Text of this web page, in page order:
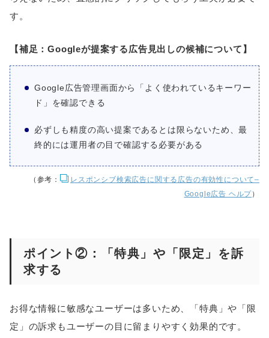
す。
【補足：Googleが提案する広告見出しの候補について】
Google広告管理画面から「よく使われているキーワー
ド」を確認できる
必ずしも精度の高い提案であるとは限らないため、最
終的には運用者の目で確認する必要がある
（参考：
レスポンシブ検索広告に関する広告の有効性について–
Google広告 ヘルプ）
ポイント②：「特典」や「限定」を訴
求する
お得な情報に敏感なユーザーは多いため、「特典」や「限
定」の訴求もユーザーの目に留まりやすく効果的です。